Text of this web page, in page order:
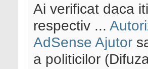
Ai verificat daca
respectiv ...
AdSense Ajutor
a politicilor